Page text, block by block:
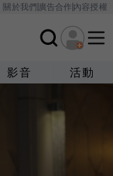
關於我們廣告合作內容授權
影音 活動